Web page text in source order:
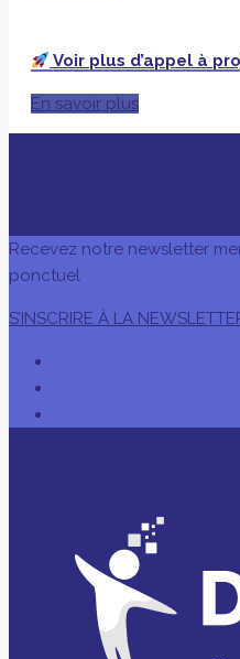
Voir plus d’appel à
En savoir plus
Recevez notre newsletter
ponctuel
S’INSCRIRE À LA